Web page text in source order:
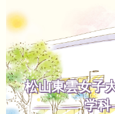
松山東雲女子
学科